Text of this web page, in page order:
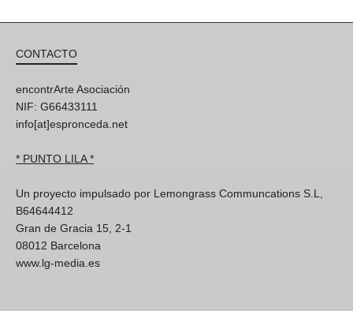
CONTACTO
encontrArte Asociación
NIF: G66433111
info[at]espronceda.net
* PUNTO LILA *
Un proyecto impulsado por Lemongrass Communcations S.L,
B64644412
Gran de Gracia 15, 2-1
08012 Barcelona
www.lg-media.es